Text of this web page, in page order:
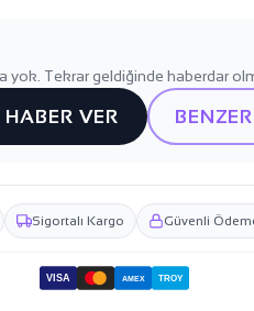
yok. Tekrar geldiğinde haberdar
VER
Sigortalı Kargo Güvenli
VISA AMEX TROY